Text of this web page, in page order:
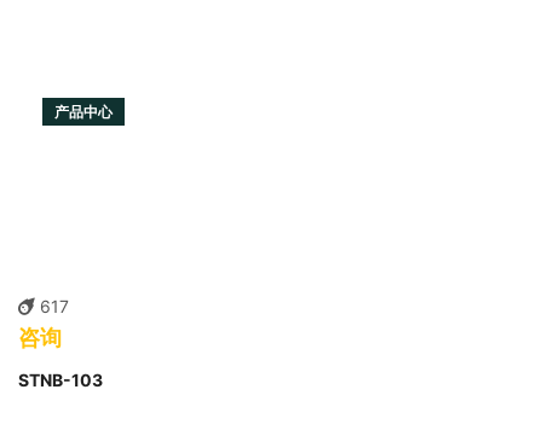
产品中心
617
咨询
STNB-103